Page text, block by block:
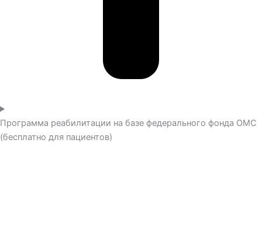
Программа реабилитации на базе федерального фонда ОМС
(бесплатно для пациентов)